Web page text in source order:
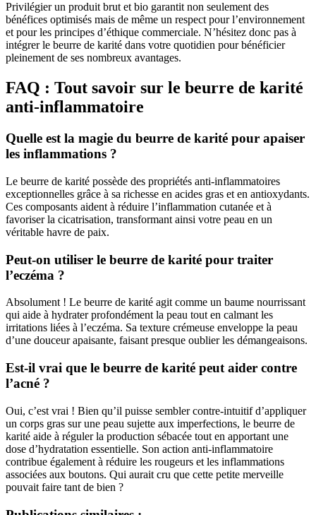
Privilégier un produit brut et bio garantit non seulement des
bénéfices optimisés mais de même un respect pour l’environnement
et pour les principes d’éthique commerciale. N’hésitez donc pas à
intégrer le beurre de karité dans votre quotidien pour bénéficier
pleinement de ses nombreux avantages.
FAQ : Tout savoir sur le beurre de karité
anti-inflammatoire
Quelle est la magie du beurre de karité pour apaiser
les inflammations ?
Le beurre de karité possède des propriétés anti-inflammatoires
exceptionnelles grâce à sa richesse en acides gras et en antioxydants.
Ces composants aident à réduire l’inflammation cutanée et à
favoriser la cicatrisation, transformant ainsi votre peau en un
véritable havre de paix.
Peut-on utiliser le beurre de karité pour traiter
l’eczéma ?
Absolument ! Le beurre de karité agit comme un baume nourrissant
qui aide à hydrater profondément la peau tout en calmant les
irritations liées à l’eczéma. Sa texture crémeuse enveloppe la peau
d’une douceur apaisante, faisant presque oublier les démangeaisons.
Est-il vrai que le beurre de karité peut aider contre
l’acné ?
Oui, c’est vrai ! Bien qu’il puisse sembler contre-intuitif d’appliquer
un corps gras sur une peau sujette aux imperfections, le beurre de
karité aide à réguler la production sébacée tout en apportant une
dose d’hydratation essentielle. Son action anti-inflammatoire
contribue également à réduire les rougeurs et les inflammations
associées aux boutons. Qui aurait cru que cette petite merveille
pouvait faire tant de bien ?